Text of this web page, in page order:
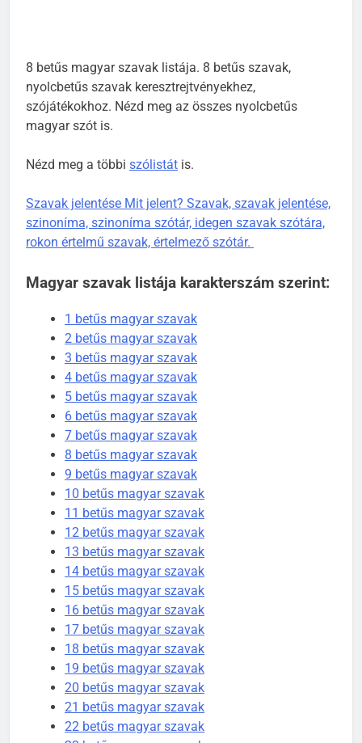
8 betűs magyar szavak listája. 8 betűs szavak,
nyolcbetűs szavak keresztrejtvényekhez,
szójátékokhoz. Nézd meg az összes nyolcbetűs
magyar szót is.
Nézd meg a többi szólistát is.
Szavak jelentése Mit jelent? Szavak, szavak jelentése,
szinoníma, szinoníma szótár, idegen szavak szótára,
rokon értelmű szavak, értelmező szótár.
Magyar szavak listája karakterszám szerint:
1 betűs magyar szavak
2 betűs magyar szavak
3 betűs magyar szavak
4 betűs magyar szavak
5 betűs magyar szavak
6 betűs magyar szavak
7 betűs magyar szavak
8 betűs magyar szavak
9 betűs magyar szavak
10 betűs magyar szavak
11 betűs magyar szavak
12 betűs magyar szavak
13 betűs magyar szavak
14 betűs magyar szavak
15 betűs magyar szavak
16 betűs magyar szavak
17 betűs magyar szavak
18 betűs magyar szavak
19 betűs magyar szavak
20 betűs magyar szavak
21 betűs magyar szavak
22 betűs magyar szavak
Célkitűzés jelentése
C BETŰS SZAVAK JELENTÉSE
Centrális jelentése
C BETŰS SZAVAK JELENTÉSE
Céltudatos jelentése
C BETŰS SZAVAK JELENTÉSE